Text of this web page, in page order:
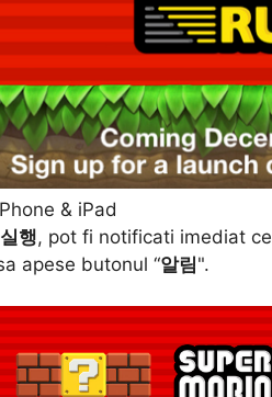
& iPad
행, pot fi notificati imediat ce
apese butonul “알림".